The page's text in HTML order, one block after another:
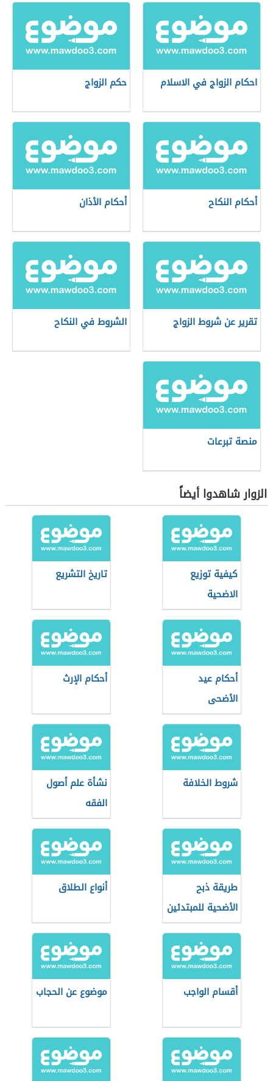
احكام الزواج في الاسلام حكم الزواج
أحكام النكاح أحكام الأذان
تقرير عن شروط الزواج الشروط في النكاح
منصة تبرعات
الزوار شاهدوا أيضاً
كيفية توزيع
الاضحية
تاريخ التشريع
أحكام عيد
الأضحى
أحكام الإرث
شروط الخلافة
نشأة علم أصول
الفقه
طريقة ذبح
الأضحية للمبتدئين
أنواع الطلاق
أقسام الواجب موضوع عن الحجاب